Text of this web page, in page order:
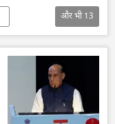
और भी13